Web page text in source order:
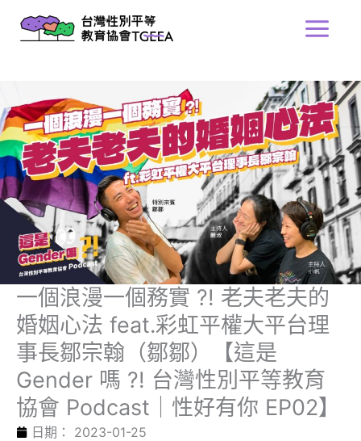
容
Main
一個浪漫一個務實 ?! 老夫老夫的
婚姻心法 feat.彩虹平權大平台理
事長鄒宗翰（鄒鄒）【這是
Gender 嗎 ?! 台灣性別平等教育
協會 Podcast｜性好有你 EP02】
日期：
2023-01-25